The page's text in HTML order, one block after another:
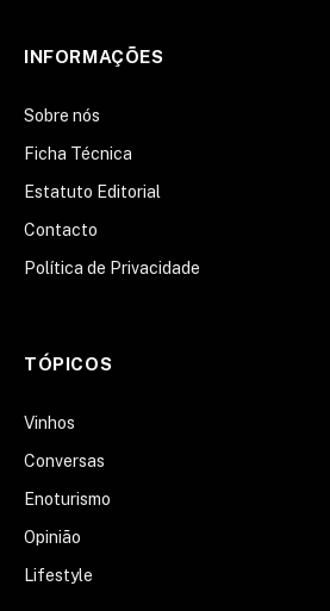
INFORMAÇÕES
Sobre nós
Ficha Técnica
Estatuto Editorial
Contacto
Política de Privacidade
TÓPICOS
Vinhos
Conversas
Enoturismo
Opinião
Lifestyle